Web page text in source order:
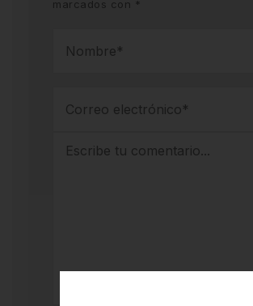
marcados con *